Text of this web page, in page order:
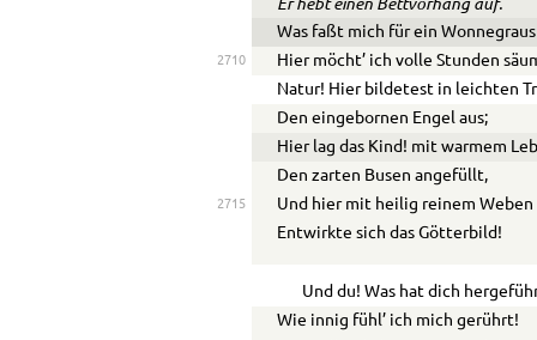
Was faßt mich für ein
2710
Hier möcht’ ich volle Stunden
Natur! Hier bildetest in leichten
Den eingebornen Engel aus;
Hier lag das Kind! mit warmem
Den zarten Busen angefüllt,
2715
Und hier mit heilig reinem Weben
Entwirkte sich das Götterbild!
Und du! Was hat dich
Wie innig fühl’ ich mich gerührt!